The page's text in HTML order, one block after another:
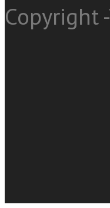
Copyright